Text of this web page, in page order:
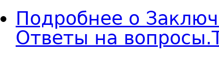
Подробнее о
Ответы на